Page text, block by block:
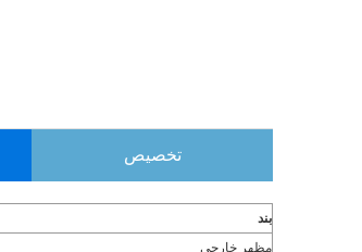
تخصيص
بند
مظهر خارجي